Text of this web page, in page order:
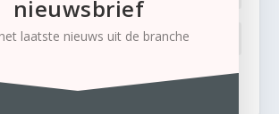
mijn wachtwoord kwijt
nieuwsbrief
laatste nieuws uit de branche